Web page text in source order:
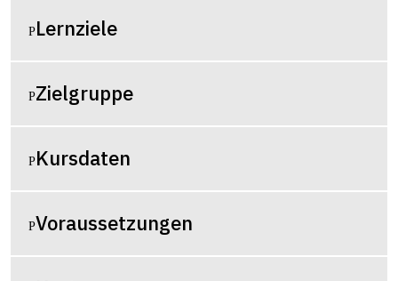
Lernziele
Zielgruppe
Kursdaten
Voraussetzungen